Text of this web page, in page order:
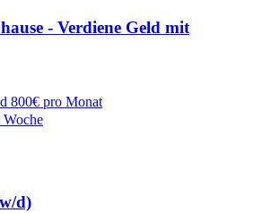
- Verdiene Geld mit
800€ pro Monat
Woche
d)